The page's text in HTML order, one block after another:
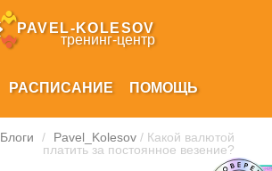
PAVEL‑KOLESOV
тренинг‑центр
РАСПИСАНИЕ ПОМОЩЬ
Блоги / Pavel_Kolesov / Какой валютой
платить за постоянное везение?